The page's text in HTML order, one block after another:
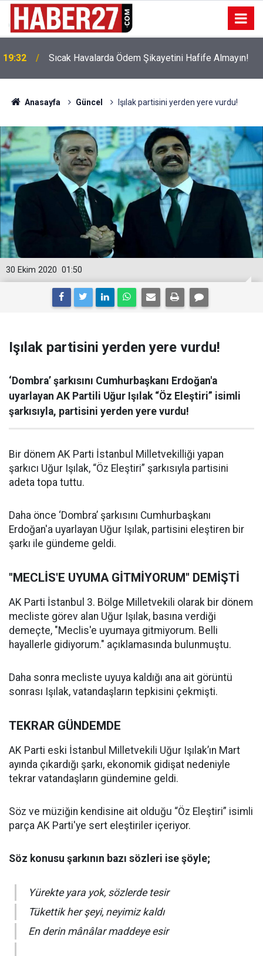
19:32 Sıcak Havalarda Ödem Şikayetini Hafife Almayın!
Anasayfa Güncel Işılak partisini yerden yere vurdu!
01:50
30 Ekim 2020
Işılak partisini yerden yere vurdu!
‘Dombra’ şarkısını Cumhurbaşkanı Erdoğan'a
uyarlayan AK Partili Uğur Işılak “Öz Eleştiri” isimli
şarkısıyla, partisini yerden yere vurdu!
Bir dönem AK Parti İstanbul Milletvekilliği yapan
şarkıcı Uğur Işılak, “Öz Eleştiri” şarkısıyla partisini
adeta topa tuttu.
Daha önce ‘Dombra’ şarkısını Cumhurbaşkanı
Erdoğan'a uyarlayan Uğur Işılak, partisini eleştiren bir
şarkı ile gündeme geldi.
"MECLİS'E UYUMA GİTMİYORUM" DEMİŞTİ
AK Parti İstanbul 3. Bölge Milletvekili olarak bir dönem
mecliste görev alan Uğur Işılak, basına verdiği
demeçte, "Meclis'e uyumaya gitmiyorum. Belli
hayallerle gidiyorum." açıklamasında bulunmuştu.
Daha sonra mecliste uyuya kaldığı ana ait görüntü
sonrası Işılak, vatandaşların tepkisini çekmişti.
TEKRAR GÜNDEMDE
AK Parti eski İstanbul Milletvekili Uğur Işılak’ın Mart
ayında çıkardığı şarkı, ekonomik gidişat nedeniyle
tekrar vatandaşların gündemine geldi.
Söz ve müziğin kendisine ait olduğu “Öz Eleştiri” isimli
parça AK Parti'ye sert eleştiriler içeriyor.
Söz konusu şarkının bazı sözleri ise şöyle;
Yürekte yara yok, sözlerde tesir
Tükettik her şeyi, neyimiz kaldı
En derin mânâlar maddeye esir